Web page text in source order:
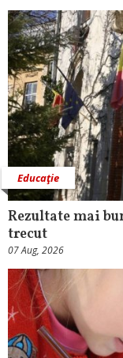
Educaţie
Rezultate mai
trecut
07 Aug, 2026